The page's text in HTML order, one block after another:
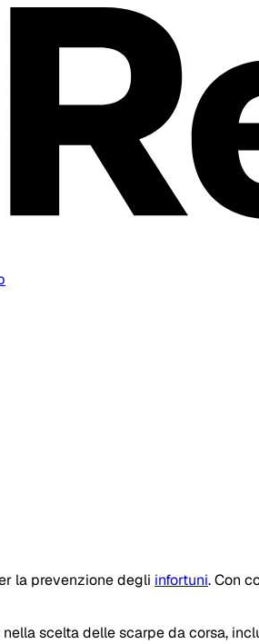
la prevenzione degli infortuni. Con
scelta delle scarpe da corsa,